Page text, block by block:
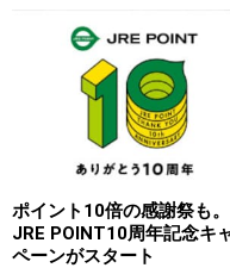
例えば、JCBで貯まる
に応じて翌年10～25％
す。Visaの場合は、
翌
獲得できます。
ボーナスポイントは、
なくなりますが、そ
ポイント10倍の感謝祭も。
JRE POINT10周年記念キ
ペーンがスタート